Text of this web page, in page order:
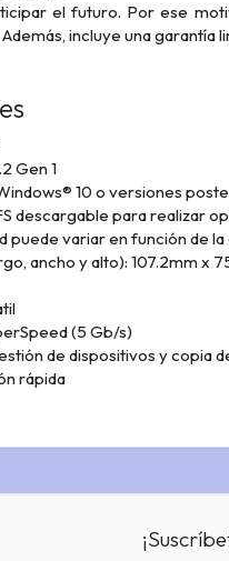
el futuro. Por ese
incluye una garantía
Gen 1
10 o versiones
descargable para realizar
puede variar en función de
ancho y alto): 107.2mm x
(5 Gb/s)
de dispositivos y copia
rápida